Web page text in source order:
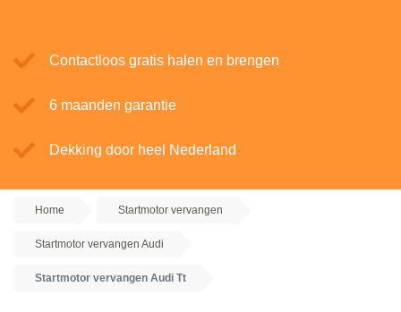
Contactloos gratis halen en brengen
6 maanden garantie
Dekking door heel Nederland
Home Startmotor vervangen
Startmotor vervangen Audi
Startmotor vervangen Audi Tt